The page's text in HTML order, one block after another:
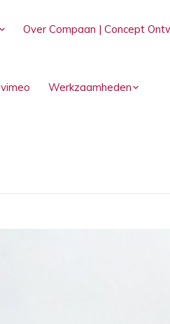
Over Compaan | Concept
vimeo Werkzaamheden